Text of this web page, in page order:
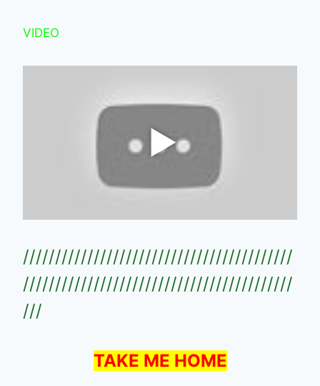
VIDEO
//////////////////////////////////////////
//////////////////////////////////////////
///
TAKE ME HOME